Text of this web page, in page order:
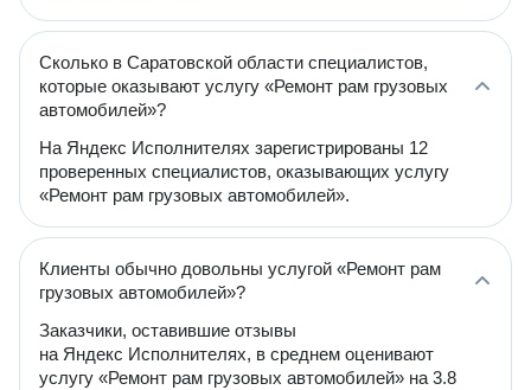
Сколько в Саратовской области специалистов,
которые оказывают услугу «Ремонт рам грузовых
автомобилей»?
На Яндекс Исполнителях зарегистрированы 12
проверенных специалистов, оказывающих услугу
«Ремонт рам грузовых автомобилей».
Клиенты обычно довольны услугой «Ремонт рам
грузовых автомобилей»?
Заказчики, оставившие отзывы
на Яндекс Исполнителях, в среднем оценивают
услугу «Ремонт рам грузовых автомобилей» на 3.8